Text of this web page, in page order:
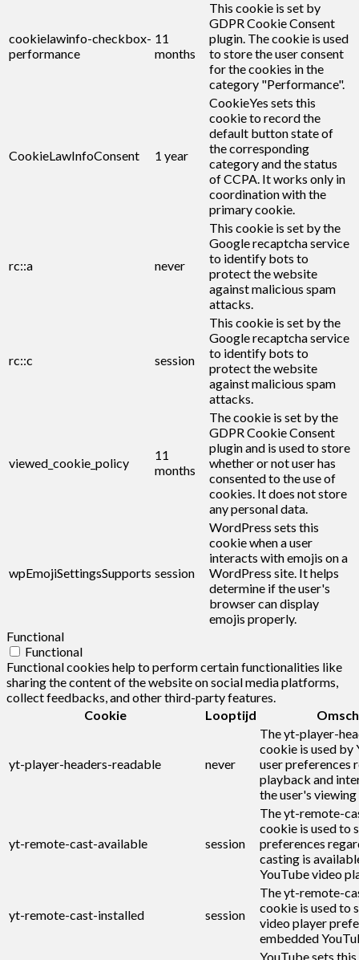
cookielawinfo-checkbox-
performance
11
months
This cookie is set by
GDPR Cookie Consent
plugin. The cookie is used
to store the user consent
for the cookies in the
category "Performance".
CookieLawInfoConsent 1 year
CookieYes sets this
cookie to record the
default button state of
the corresponding
category and the status
of CCPA. It works only in
coordination with the
primary cookie.
rc::a never
This cookie is set by the
Google recaptcha service
to identify bots to
protect the website
against malicious spam
attacks.
rc::c session
This cookie is set by the
Google recaptcha service
to identify bots to
protect the website
against malicious spam
attacks.
viewed_cookie_policy
11
months
The cookie is set by the
GDPR Cookie Consent
plugin and is used to store
whether or not user has
consented to the use of
cookies. It does not store
any personal data.
wpEmojiSettingsSupports session
WordPress sets this
cookie when a user
interacts with emojis on a
WordPress site. It helps
determine if the user's
browser can display
emojis properly.
Functional
Functional
Functional cookies help to perform certain functionalities like
sharing the content of the website on social media platforms,
collect feedbacks, and other third-party features.
Cookie
Looptijd
yt-player-headers-readable never
The yt-player-
cookie is used by
user preferences
playback and
the user's
yt-remote-cast-available session
The yt-remote-
cookie is used to
preferences
casting is
YouTube video
yt-remote-cast-installed session
The yt-remote-
cookie is used to
video player
embedded
YouTube sets